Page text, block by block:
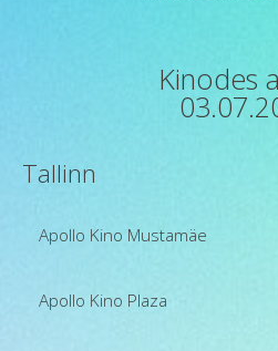
Kinodes
Tallinn
Apollo Kino Mustamäe
Apollo Kino Plaza